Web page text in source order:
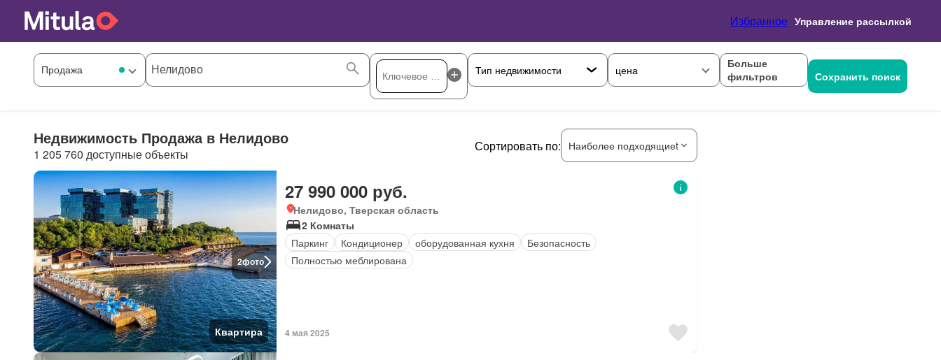
Избранное Управление рассылкой
цена
Больше
фильтров
Сохранить поиск
Недвижимость Продажа в Нелидово
1 205 760 доступные объекты
Сортировать по: Наиболее подходящиеt
2фото
Квартира
27 990 000 руб.
Нелидово, Тверская область
2 Комнаты
Паркинг
Кондиционер оборудованная кухня
Безопасность
Полностью меблирована
4 мая 2025